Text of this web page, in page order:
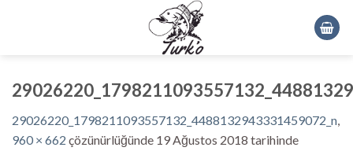
29026220_1798211093557132_4488132943331459072_n,
960 × 662 çözünürlüğünde 19 Ağustos 2018 tarihinde